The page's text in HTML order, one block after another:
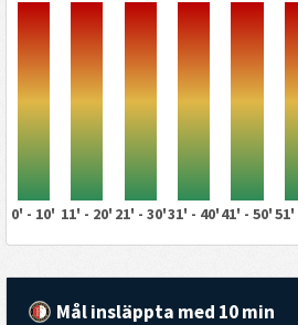
0' - 10' 11' - 20' 21' - 30'31' - 40'41' - 50'51'
Mål insläppta med 10 min